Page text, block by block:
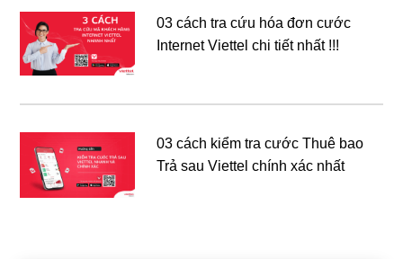
03 cách tra cứu hóa đơn cước
Internet Viettel chi tiết nhất !!!
03 cách kiểm tra cước Thuê bao
Trả sau Viettel chính xác nhất